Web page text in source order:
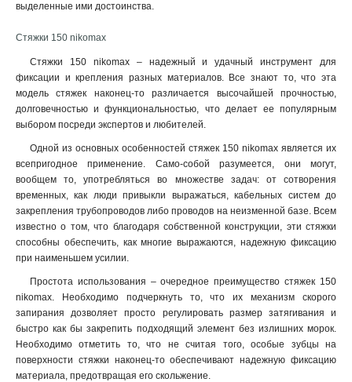
выделенные ими достоинства.
Стяжки 150 nikomax
Стяжки 150 nikomax – надежный и удачный инструмент для
фиксации и крепления разных материалов. Все знают то, что эта
модель стяжек наконец-то различается высочайшей прочностью,
долговечностью и функциональностью, что делает ее популярным
выбором посреди экспертов и любителей.
Одной из основных особенностей стяжек 150 nikomax является их
всепригодное применение. Само-собой разумеется, они могут,
вообщем то, употребляться во множестве задач: от сотворения
временных, как люди привыкли выражаться, кабельных систем до
закрепления трубопроводов либо проводов на неизменной базе. Всем
известно о том, что благодаря собственной конструкции, эти стяжки
способны обеспечить, как многие выражаются, надежную фиксацию
при наименьшем усилии.
Простота использования – очередное преимущество стяжек 150
nikomax. Необходимо подчеркнуть то, что их механизм скорого
запирания дозволяет просто регулировать размер затягивания и
быстро как бы закрепить подходящий элемент без излишних морок.
Необходимо отметить то, что не считая того, особые зубцы на
поверхности стяжки наконец-то обеспечивают надежную фиксацию
материала, предотвращая его скольжение.